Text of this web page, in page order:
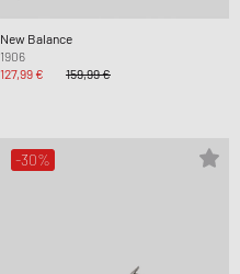
New Balance
1906
127,99 €
159,99 €
-30%